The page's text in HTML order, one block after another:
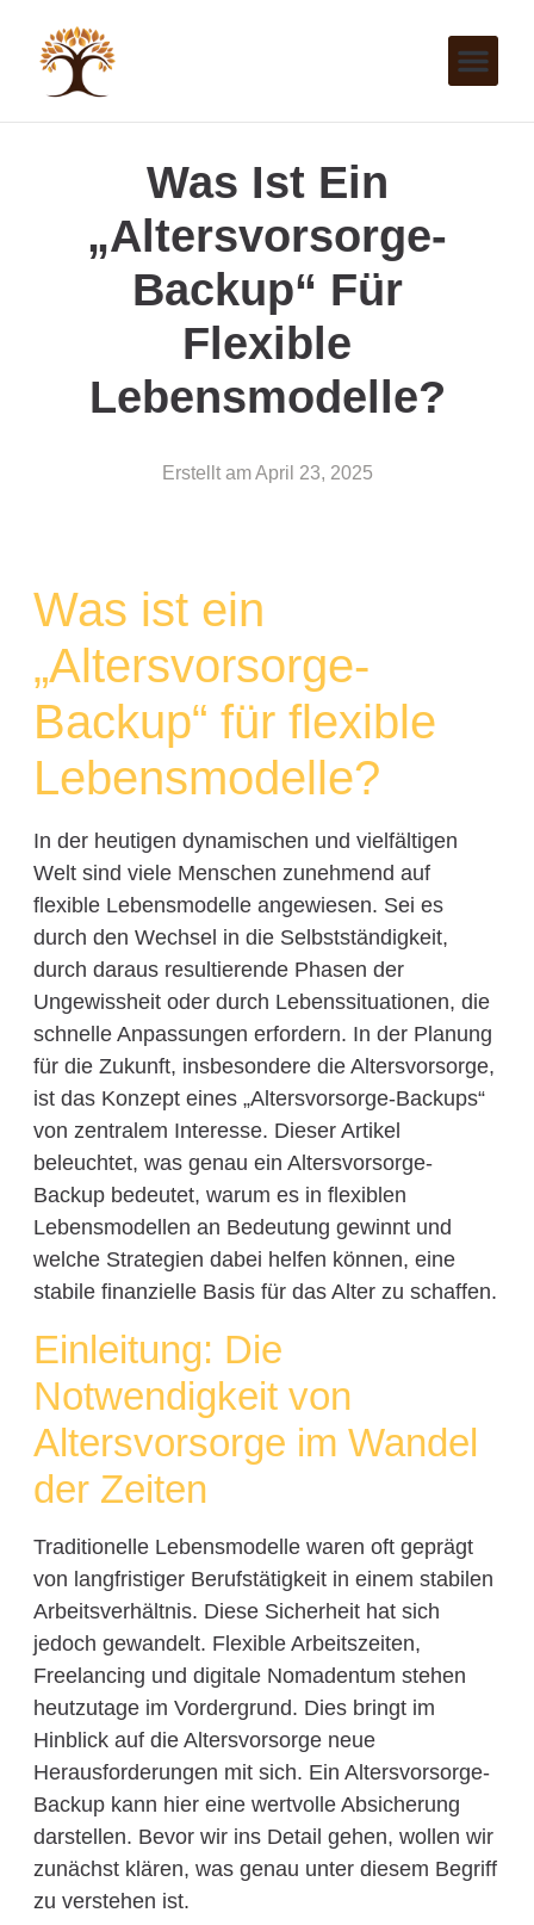
Was Ist Ein
„Altersvorsorge-
Backup“ Für
Flexible
Lebensmodelle?
Erstellt am April 23, 2025
Was ist ein
„Altersvorsorge-
Backup“ für flexible
Lebensmodelle?
In der heutigen dynamischen und vielfältigen
Welt sind viele Menschen zunehmend auf
flexible Lebensmodelle angewiesen. Sei es
durch den Wechsel in die Selbstständigkeit,
durch daraus resultierende Phasen der
Ungewissheit oder durch Lebenssituationen, die
schnelle Anpassungen erfordern. In der Planung
für die Zukunft, insbesondere die Altersvorsorge,
ist das Konzept eines „Altersvorsorge-Backups“
von zentralem Interesse. Dieser Artikel
beleuchtet, was genau ein Altersvorsorge-
Backup bedeutet, warum es in flexiblen
Lebensmodellen an Bedeutung gewinnt und
welche Strategien dabei helfen können, eine
stabile finanzielle Basis für das Alter zu schaffen.
Einleitung: Die
Notwendigkeit von
Altersvorsorge im Wandel
der Zeiten
Traditionelle Lebensmodelle waren oft geprägt
von langfristiger Berufstätigkeit in einem stabilen
Arbeitsverhältnis. Diese Sicherheit hat sich
jedoch gewandelt. Flexible Arbeitszeiten,
Freelancing und digitale Nomadentum stehen
heutzutage im Vordergrund. Dies bringt im
Hinblick auf die Altersvorsorge neue
Herausforderungen mit sich. Ein Altersvorsorge-
Backup kann hier eine wertvolle Absicherung
darstellen. Bevor wir ins Detail gehen, wollen wir
zunächst klären, was genau unter diesem Begriff
zu verstehen ist.